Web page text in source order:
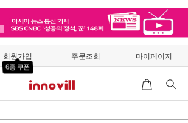
회원가입
6종 쿠폰
주문조회 마이페이지